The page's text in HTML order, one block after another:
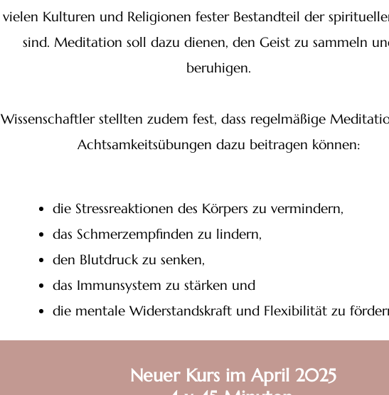
vielen Kulturen und Religionen fester Bestandteil der
sind. Meditation soll dazu dienen, den Geist zu sammeln
beruhigen.
Wissenschaftler stellten zudem fest, dass regelmäßige
Achtsamkeitsübungen dazu beitragen können:
die Stressreaktionen des Körpers zu vermindern,
das Schmerzempfinden zu lindern,
den Blutdruck zu senken,
das Immunsystem zu stärken und
die mentale Widerstandskraft und Flexibilität zu
Neuer Kurs im April 2025